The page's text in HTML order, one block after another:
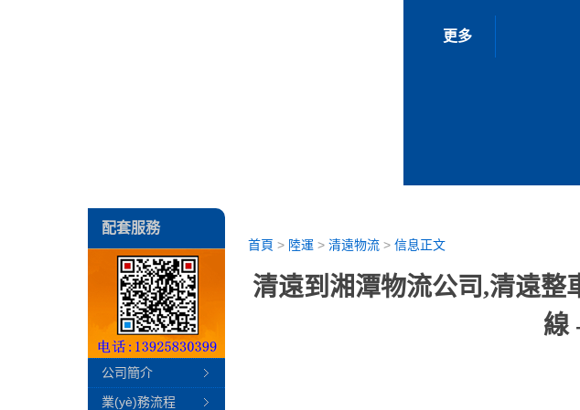
更多
首頁 > 陸運 > 清遠物流 > 信息正文
清遠到湘潭物流公司,清遠整
線
配套服務
公司簡介
業(yè)務流程